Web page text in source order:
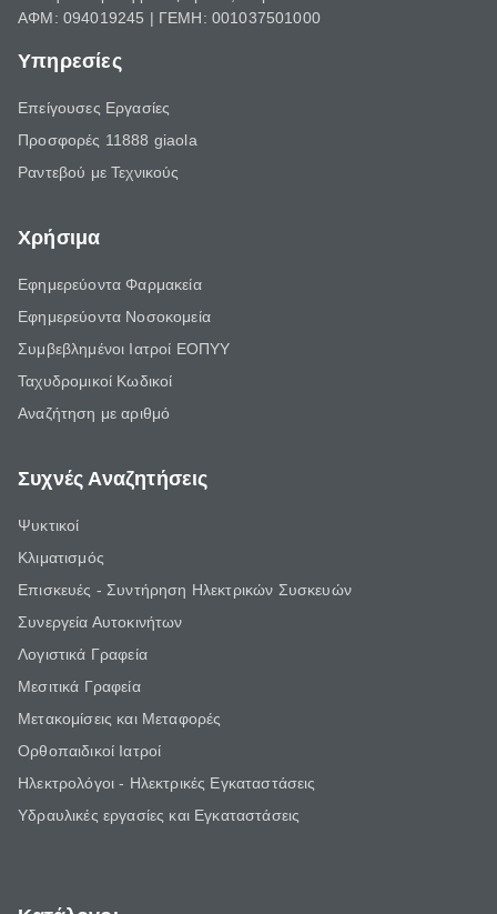
ΑΦΜ: 094019245 | ΓΕΜΗ: 001037501000
Υπηρεσίες
Επείγουσες Εργασίες
Προσφορές 11888 giaola
Ραντεβού με Τεχνικούς
Χρήσιμα
Εφημερεύοντα Φαρμακεία
Εφημερεύοντα Νοσοκομεία
Συμβεβλημένοι Ιατροί ΕΟΠΥΥ
Ταχυδρομικοί Κωδικοί
Αναζήτηση με αριθμό
Συχνές Αναζητήσεις
Ψυκτικοί
Κλιματισμός
Επισκευές - Συντήρηση Ηλεκτρικών Συσκευών
Συνεργεία Αυτοκινήτων
Λογιστικά Γραφεία
Μεσιτικά Γραφεία
Μετακομίσεις και Μεταφορές
Ορθοπαιδικοί Ιατροί
Ηλεκτρολόγοι - Ηλεκτρικές Εγκαταστάσεις
Υδραυλικές εργασίες και Εγκαταστάσεις